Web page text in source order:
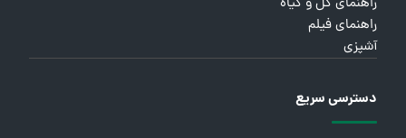
راهنمای گل و گیاه
راهنمای فیلم
آشپزی
دسترسی سریع